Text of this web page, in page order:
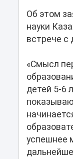
Об этом
науки
встрече с
«Смысл
детей 5-6
успешнее